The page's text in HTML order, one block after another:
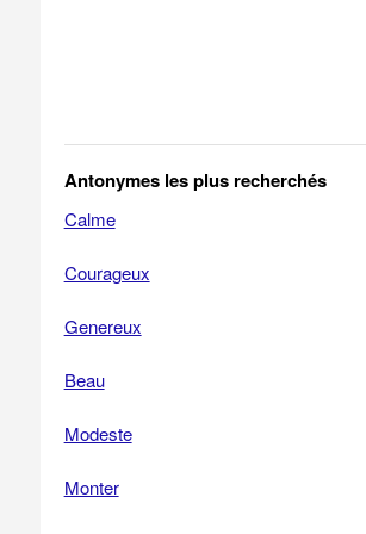
Antonymes les plus recherchés
Calme
Courageux
Genereux
Beau
Modeste
Monter